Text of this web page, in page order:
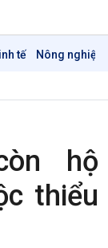
tế Nông nghiệp
hộ
thiểu